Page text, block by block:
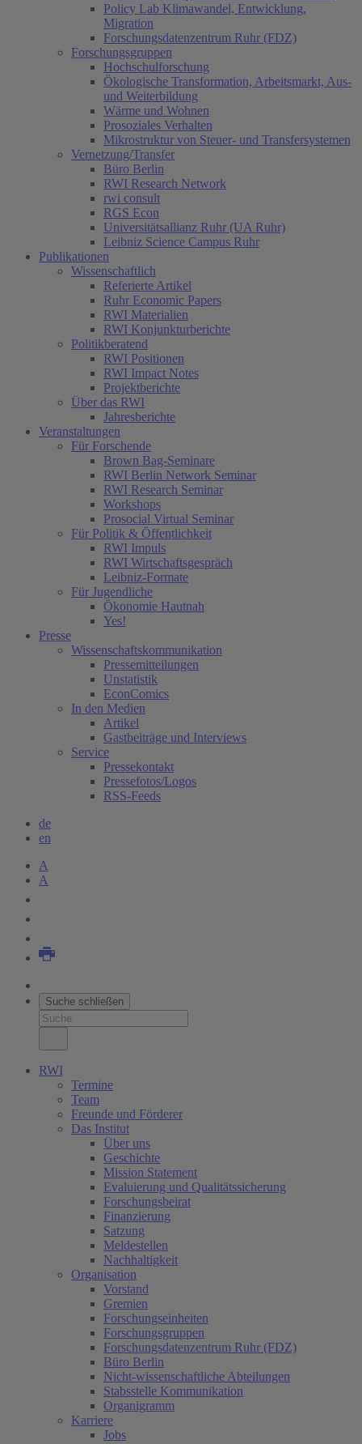
Policy Lab Klimawandel, Entwicklung,
Migration
Forschungsdatenzentrum Ruhr (FDZ)
Forschungsgruppen
Hochschulforschung
Ökologische Transformation, Arbeitsmarkt, Aus-
und Weiterbildung
Wärme und Wohnen
Prosoziales Verhalten
Mikrostruktur von Steuer- und Transfersystemen
Vernetzung/Transfer
Büro Berlin
RWI Research Network
rwi consult
RGS Econ
Universitätsallianz Ruhr (UA Ruhr)
Leibniz Science Campus Ruhr
Publikationen
Wissenschaftlich
Referierte Artikel
Ruhr Economic Papers
RWI Materialien
RWI Konjunkturberichte
Politikberatend
RWI Positionen
RWI Impact Notes
Projektberichte
Über das RWI
Jahresberichte
Veranstaltungen
Für Forschende
Brown Bag-Seminare
RWI Berlin Network Seminar
RWI Research Seminar
Workshops
Prosocial Virtual Seminar
Für Politik & Öffentlichkeit
RWI Impuls
RWI Wirtschaftsgespräch
Leibniz-Formate
Für Jugendliche
Ökonomie Hautnah
Yes!
Presse
Wissenschaftskommunikation
Pressemitteilungen
Unstatistik
EconComics
In den Medien
Artikel
Gastbeiträge und Interviews
Service
Pressekontakt
Pressefotos/Logos
RSS-Feeds
de
en
A
A
Suche schließen
RWI
Termine
Team
Freunde und Förderer
Das Institut
Über uns
Geschichte
Mission Statement
Evaluierung und Qualitätssicherung
Forschungsbeirat
Finanzierung
Satzung
Meldestellen
Nachhaltigkeit
Organisation
Vorstand
Gremien
Forschungseinheiten
Forschungsgruppen
Forschungsdatenzentrum Ruhr (FDZ)
Büro Berlin
Nicht-wissenschaftliche Abteilungen
Stabsstelle Kommunikation
Organigramm
Karriere
Jobs